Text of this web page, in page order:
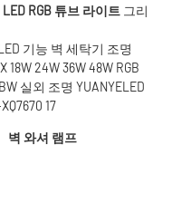
LED RGB 튜브 라이트 그리
벽 와셔 램프